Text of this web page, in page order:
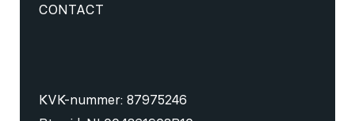
CONTACT
KVK-nummer: 87975246